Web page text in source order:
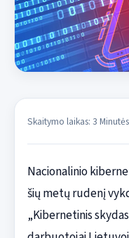
Skaitymo laikas: 3 Minutės
Nacionalinio
šių metų rudenį
„Kibernetinis